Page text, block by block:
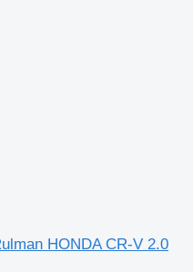
HONDA CR-V 2.0